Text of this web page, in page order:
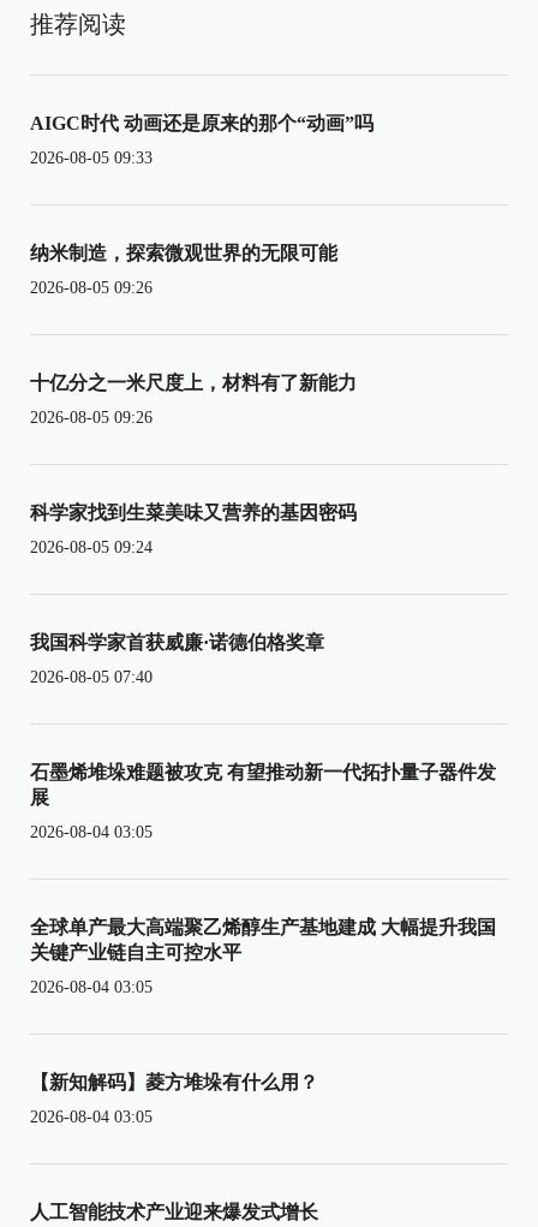
推荐阅读
AIGC时代 动画还是原来的那个“动画”吗
2026-08-05 09:33
纳米制造，探索微观世界的无限可能
2026-08-05 09:26
十亿分之一米尺度上，材料有了新能力
2026-08-05 09:26
科学家找到生菜美味又营养的基因密码
2026-08-05 09:24
我国科学家首获威廉·诺德伯格奖章
2026-08-05 07:40
石墨烯堆垛难题被攻克 有望推动新一代拓扑量子器件发
展
2026-08-04 03:05
全球单产最大高端聚乙烯醇生产基地建成 大幅提升我国
关键产业链自主可控水平
2026-08-04 03:05
【新知解码】菱方堆垛有什么用？
2026-08-04 03:05
人工智能技术产业迎来爆发式增长